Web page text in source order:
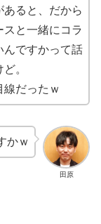
ると、だから
と一緒にコラ
んですかって話
。
だったｗ
田原
かｗ